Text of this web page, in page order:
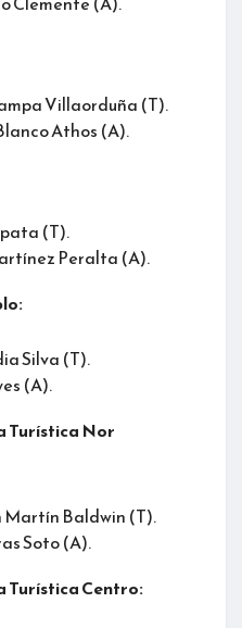
Villaorduña (T).
Athos (A).
(T).
Peralta (A).
Silva (T).
(A).
Turística Nor
Martín Baldwin (T).
Soto (A).
Turística Centro: